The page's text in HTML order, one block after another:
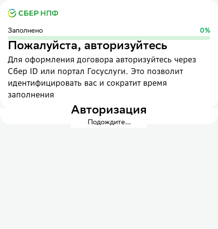
Заполнено 0%
Пожалуйста, авторизуйтесь
Для оформления договора авторизуйтесь через
Сбер ID или портал Госуслуги. Это позволит
идентифицировать вас и сократит время
заполнения
Авторизация
Подождите...